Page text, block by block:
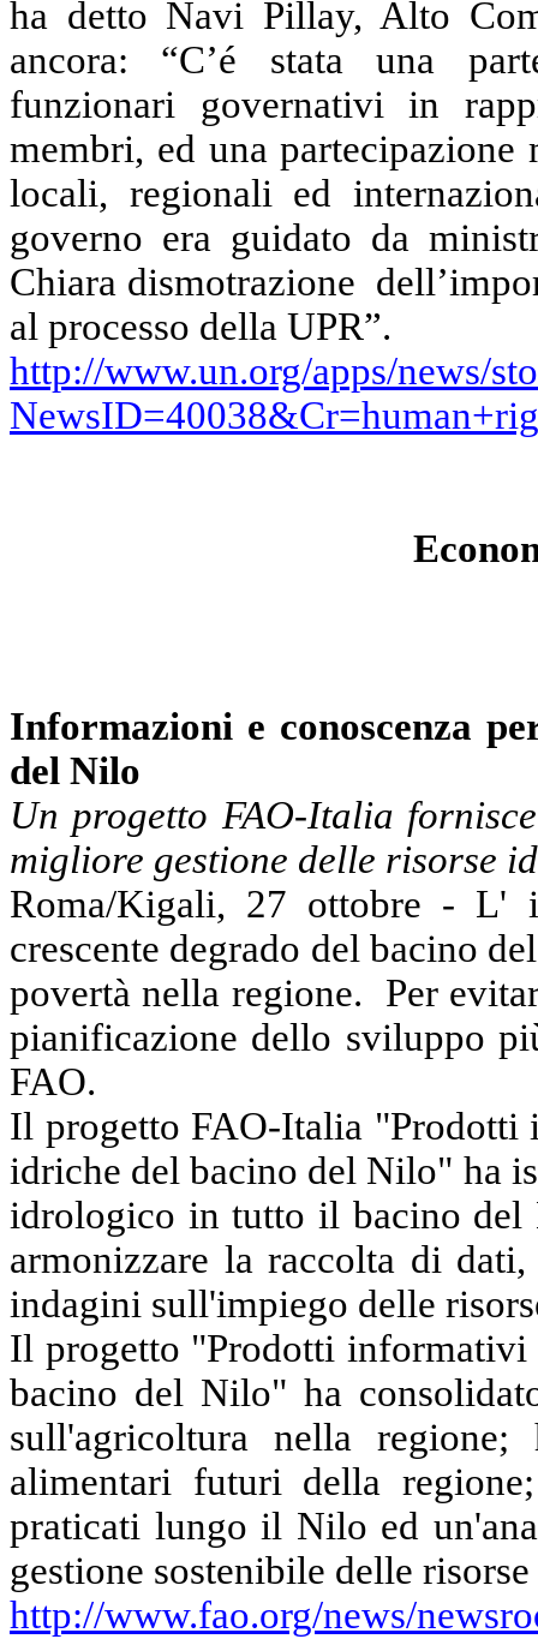
ha detto Navi Pillay, Alto
ancora: “C’é stata una
funzionari governativi in
membri, ed una
locali, regionali ed
governo era guidato da
Chiara dismotrazione
al processo della UPR”.
http://www.un.org/apps/news/
Informazioni e conoscenza
del Nilo
Un progetto FAO-Italia
migliore gestione delle risorse
Roma/Kigali, 27 ottobre - L'
crescente degrado del bacino
povertà nella regione.
Per
pianificazione dello sviluppo
FAO.
Il progetto FAO-Italia "Prodotti
idriche del bacino del Nilo" ha
idrologico in tutto il bacino del
armonizzare la raccolta di
indagini sull'impiego delle
Il progetto "Prodotti informativi
bacino del Nilo" ha
sull'agricoltura nella
alimentari futuri della
praticati lungo il Nilo ed
gestione sostenibile delle
http://www.fao.org/news/